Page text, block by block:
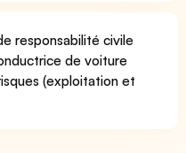
responsabilité civile
de voiture
(exploitation et